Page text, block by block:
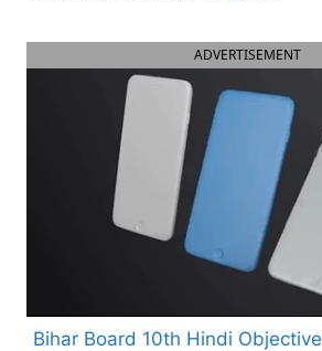
ADVERTISEMENT
Bihar Board 10th Hindi